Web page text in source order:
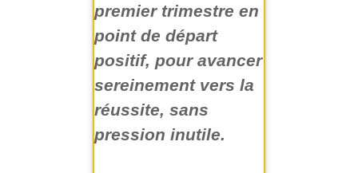
premier trimestre en
point de départ
positif, pour avancer
sereinement vers la
réussite, sans
pression inutile.